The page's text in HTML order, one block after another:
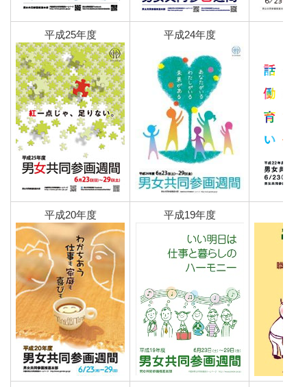
平成25年度 平成24年度
平成20年度 平成19年度